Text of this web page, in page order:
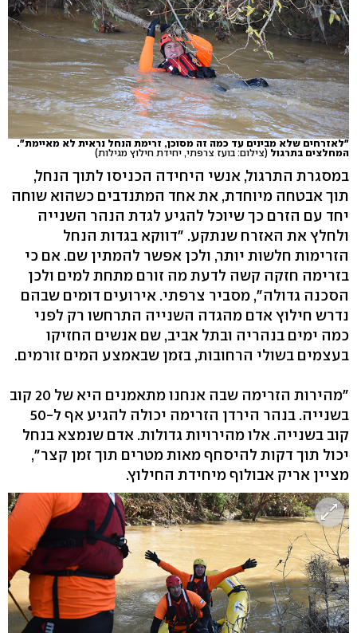
"לאזרחים שלא מבינים עד כמה זה מסוכן, זרימת הנחל נראית לא מאיימת".
המחלצים בתרגול (צילום: בועז צרפתי, יחידת חילוץ מגילות)
במסגרת התרגול, אנשי היחידה הכניסו לתוך הנחל,
תוך אבטחה מיוחדת, את אחד המתנדבים כשהוא שוחה
יחד עם הזרם כך שיוכל להגיע לגדת הנהר השנייה
ולחלץ את האזרח שנתקע. "דווקא בגדות הנחל
הזרימות חלשות יותר, ולכן אפשר להמתין שם. אם כי
בזרימה חזקה קשה לדעת מה זורם מתחת למים ולכן
הסכנה גדולה", מסביר צרפתי. אירועים דומים שבהם
נדרש חילוץ אדם מהגדה השנייה התרחשו רק לפני
כמה ימים בנהריה ובתל אביב, שם אנשים החזיקו
בעצמים בשולי הרחובות, בזמן שבאמצע המים זורמים.
"מהירות הזרימה שבה אנחנו מתאמנים היא של 20 קוב
בשנייה. בנהר הירדן הזרימה יכולה להגיע אף ל-50
קוב בשנייה. אלו מהירויות גדולות. אדם שנמצא בנחל
יכול תוך דקות להיסחף מאות מטרים תוך זמן קצר",
מציין אריק אבולוף מיחידת החילוץ.